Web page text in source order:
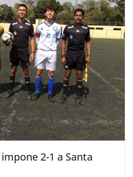
2-1 a Santa